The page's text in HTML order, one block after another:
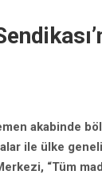
akabinde
ile ülke
“Tüm